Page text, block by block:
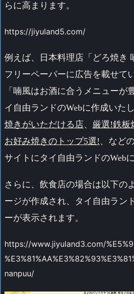
らに高まります。
https://jiyuland5.com/
例えば、日本料理店「どろ焼き
フリーペーパーに広告を載せて
「喃風はお酒に合うメニューが
イ自由ランドのWebに作成いた
焼きがいただける店、 厳選!鉄板
お好み焼きのトップ5選! 、など
サイトにタイ自由ランドのWeb
さらに、飲食店の場合は以下の
ージが作成され、タイ自由ラン
ーが表示されます。
https://www.jiyuland3.com/
nanpuu/